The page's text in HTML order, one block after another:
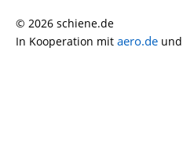
© 2026 schiene.de
In Kooperation mit aero.de und